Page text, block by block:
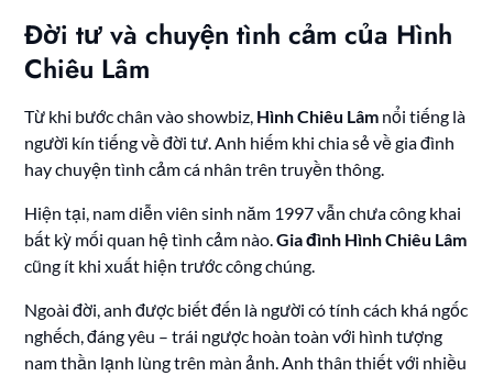
Đời tư và chuyện tình cảm của Hình
Chiêu Lâm
Từ khi bước chân vào showbiz, Hình Chiêu Lâm nổi tiếng là
người kín tiếng về đời tư. Anh hiếm khi chia sẻ về gia đình
hay chuyện tình cảm cá nhân trên truyền thông.
Hiện tại, nam diễn viên sinh năm 1997 vẫn chưa công khai
bất kỳ mối quan hệ tình cảm nào.Gia đình Hình Chiêu Lâm
cũng ít khi xuất hiện trước công chúng.
Ngoài đời, anh được biết đến là người có tính cách khá ngốc
nghếch, đáng yêu – trái ngược hoàn toàn với hình tượng
nam thần lạnh lùng trên màn ảnh. Anh thân thiết với nhiều